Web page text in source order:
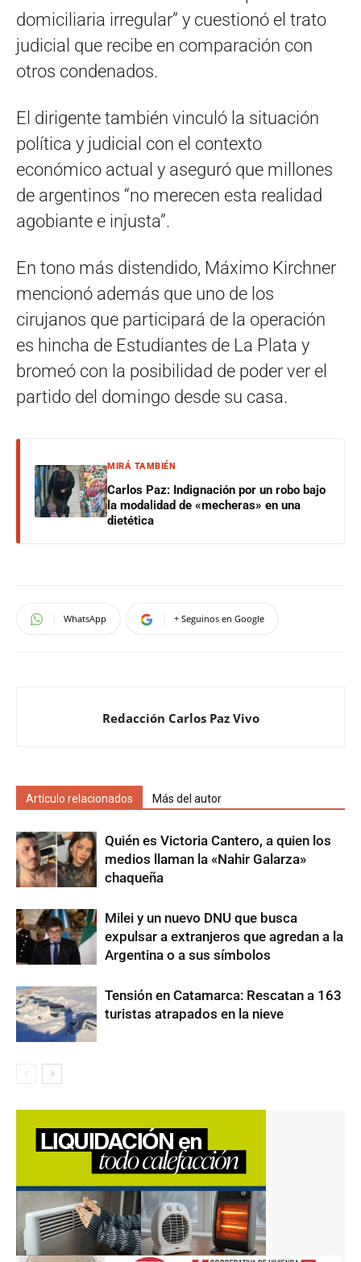
domiciliaria irregular” y cuestionó el trato
judicial que recibe en comparación con
otros condenados.
El dirigente también vinculó la situación
política y judicial con el contexto
económico actual y aseguró que millones
de argentinos “no merecen esta realidad
agobiante e injusta”.
En tono más distendido, Máximo Kirchner
mencionó además que uno de los
cirujanos que participará de la operación
es hincha de Estudiantes de La Plata y
bromeó con la posibilidad de poder ver el
partido del domingo desde su casa.
MIRÁ TAMBIÉN
Carlos Paz: Indignación por un robo bajo
la modalidad de «mecheras» en una
dietética
WhatsApp + Seguinos en Google
Redacción Carlos Paz Vivo
Artículo relacionados Más del autor
Quién es Victoria Cantero, a quien los
medios llaman la «Nahir Galarza»
chaqueña
Milei y un nuevo DNU que busca
expulsar a extranjeros que agredan a la
Argentina o a sus símbolos
Tensión en Catamarca: Rescatan a 163
turistas atrapados en la nieve